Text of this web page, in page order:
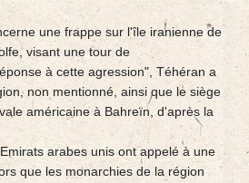
une frappe sur l'île iranienne de
visant une tour de
à cette agression", Téhéran a
non mentionné, ainsi que le siège
américaine à Bahreïn, d'après la
arabes unis ont appelé à une
que les monarchies de la région